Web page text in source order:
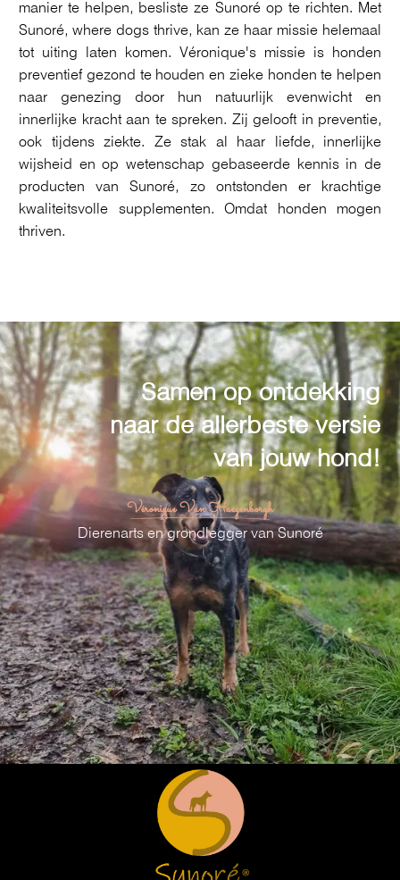
manier te helpen, besliste ze Sunoré op te richten. Met
Sunoré, where dogs thrive, kan ze haar missie helemaal
tot uiting laten komen. Véronique's missie is honden
preventief gezond te houden en zieke honden te helpen
naar genezing door hun natuurlijk evenwicht en
innerlijke kracht aan te spreken. Zij gelooft in preventie,
ook tijdens ziekte. Ze stak al haar liefde, innerlijke
wijsheid en op wetenschap gebaseerde kennis in de
producten van Sunoré, zo ontstonden er krachtige
kwaliteitsvolle supplementen. Omdat honden mogen
thriven.
Samen op ontdekking
naar de allerbeste versie
van jouw hond!
Véronique Van Haegenborgh
Dierenarts en grondlegger van Sunoré